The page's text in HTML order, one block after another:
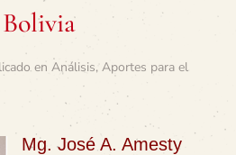
en Análisis, Aportes para el
Mg. José A. Amesty